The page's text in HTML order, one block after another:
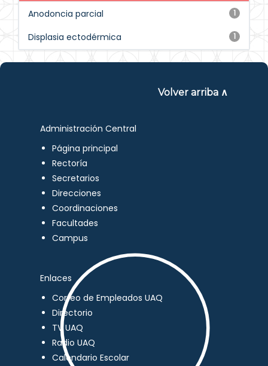
1
Anodoncia parcial
1
Displasia ectodérmica
Volver arriba ∧
Administración Central
Página principal
Rectoría
Secretarios
Direcciones
Coordinaciones
Facultades
Campus
Enlaces
Correo de Empleados UAQ
Directorio
TV UAQ
Radio UAQ
Calendario Escolar